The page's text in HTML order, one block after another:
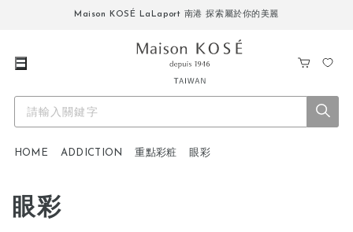
Maison KOSÉ LaLaport 南港 探索屬於你的美麗
HOME ADDICTION 重點彩粧 眼彩
眼彩